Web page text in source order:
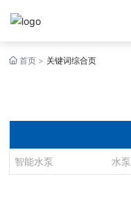
首页 关键词综合页
智能水泵 水泵